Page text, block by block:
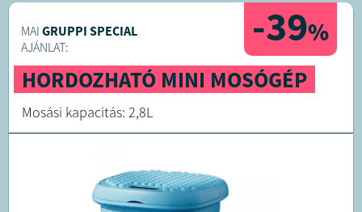
-39%
MAI GRUPPI SPECIAL
AJÁNLAT:
HORDOZHATÓ MINI MOSÓGÉP
Mosási kapacitás: 2,8L